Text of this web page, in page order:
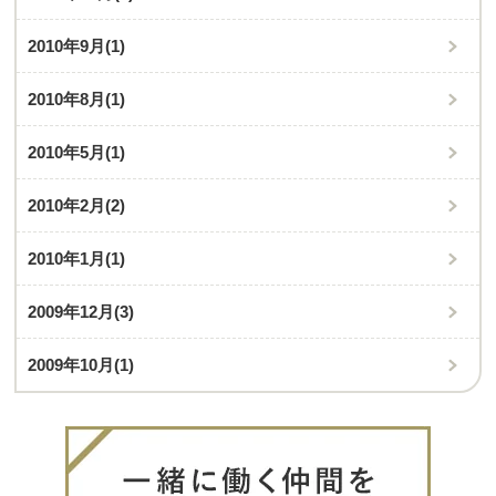
2010年9月(1)
2010年8月(1)
2010年5月(1)
2010年2月(2)
2010年1月(1)
2009年12月(3)
2009年10月(1)